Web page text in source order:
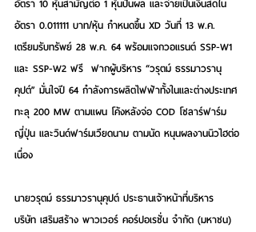
อัตรา 10 หุ้นสามัญต่อ 1 หุ้นปันผล และจ่ายเป็นเงินสดใน
อัตรา 0.011111 บาท/หุ้น กำหนดขึ้น XD วันที่ 13 พ.ค.
เตรียมรับทรัพย์ 28 พ.ค. 64 พร้อมแจกวอแรนต์ SSP-W1
และ SSP-W2 ฟรี  ฟากผู้บริหาร “วรุตม์ ธรรมาวรานุ
คุปต์” มั่นใจปี 64 กำลังการผลิตไฟฟ้าทั้งในและต่างประเทศ
ทะลุ 200 MW ตามแผน โค้งหลังจ่อ COD โซลาร์ฟาร์ม
ญี่ปุ่น และวินด์ฟาร์มเวียดนาม ตามนัด หนุนผลงานนิวไฮต่อ
เนื่อง
นายวรุตม์ ธรรมาวรานุคุปต์ ประธานเจ้าหน้าที่บริหาร
บริษัท เสริมสร้าง พาวเวอร์ คอร์ปอเรชั่น จำกัด (มหาชน)